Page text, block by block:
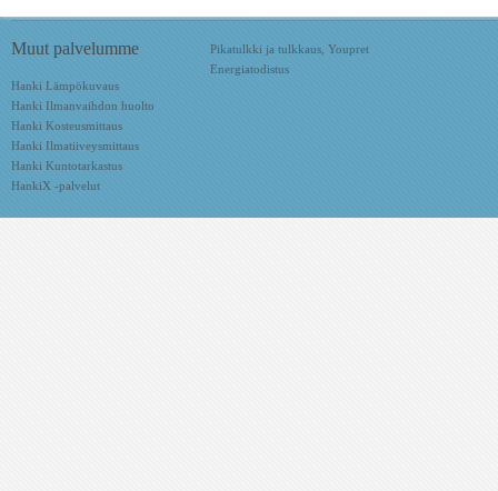
Muut palvelumme
Hanki Lämpökuvaus
Hanki Ilmanvaihdon huolto
Hanki Kosteusmittaus
Hanki Ilmatiiveysmittaus
Hanki Kuntotarkastus
HankiX -palvelut
Pikatulkki ja tulkkaus, Youpret
Energiatodistus